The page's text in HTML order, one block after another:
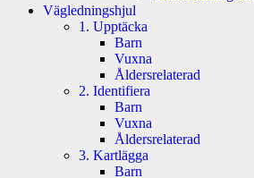
Vägledningshjul
1. Upptäcka
Barn
Vuxna
Åldersrelaterad
2. Identifiera
Barn
Vuxna
Åldersrelaterad
3. Kartlägga
Barn